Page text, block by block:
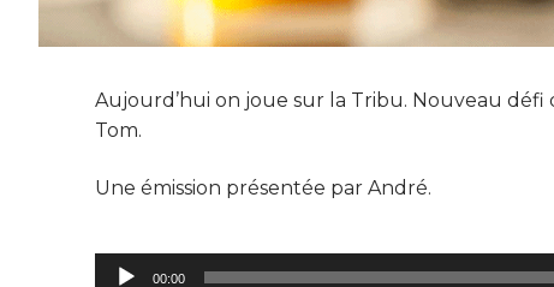
Aujourd’hui on joue sur la Tribu. Nouveau défi
Tom.
Une émission présentée par André.
Lecteur00:00